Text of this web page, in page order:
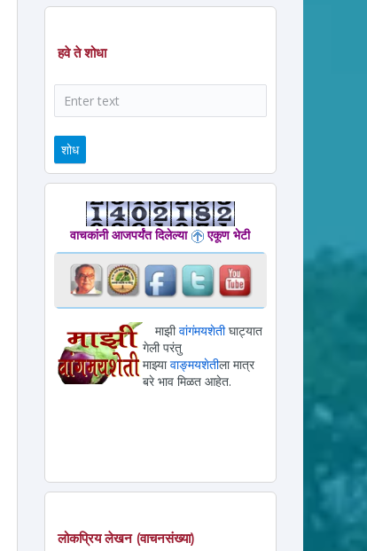
हवे ते शोधा
शोध
वाचकांनी आजपर्यंत दिलेल्या एकूण भेटी
माझीवांगंमयशेतीघाट्यात
गेली परंतु
माझ्यावाङ्मयशेतीला मात्र
बरे भाव मिळत आहेत.
लोकप्रिय लेखन (वाचनसंख्या)